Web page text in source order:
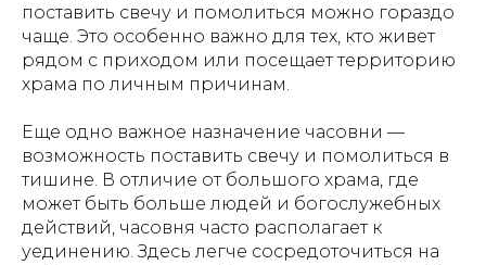
поставить свечу и помолиться можно гораздо
чаще. Это особенно важно для тех, кто живет
рядом с приходом или посещает территорию
храма по личным причинам.
Еще одно важное назначение часовни —
возможность поставить свечу и помолиться в
тишине. В отличие от большого храма, где
может быть больше людей и богослужебных
действий, часовня часто располагает к
уединению. Здесь легче сосредоточиться на